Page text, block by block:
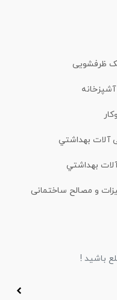
ظرفشویی
آلات بهداشتي
بهداشتي
و مصالح ساختمانی
باشید !